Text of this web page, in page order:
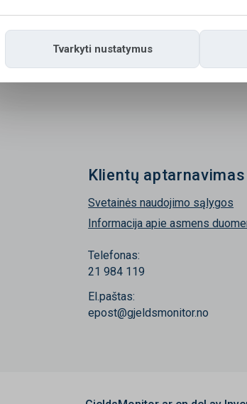
Klientų aptarnavimas
Svetainės naudojimo sąlygos
Informacija apie asmens
Telefonas:
21 984 119
El.paštas:
epost@gjeldsmonitor.no
Tvarkyti nustatymus